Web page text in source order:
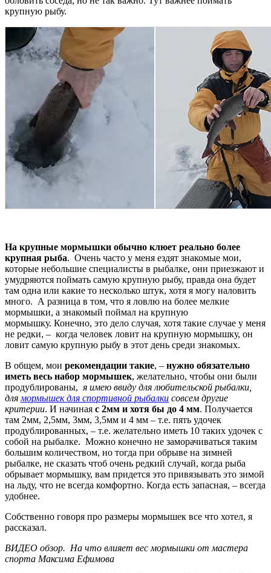
крупную рыбу.
На крупные мормышки обычно клюет реально более
крупная рыба. Очень часто у меня ездят знакомые мои,
которые небольшие специалисты в рыбалке, они приезжают и
умудряются поймать самую крупную рыбу, правда она будет
там одна или какие то несколько штук, хотя я могу наловить
много. А разница в том, что я ловлю на более мелкие
мормышки, а знакомый поймал на крупную
мормышку. Конечно, это дело случая, хотя такие случае у меня
не редки, – когда человек ловит на крупную мормышку, он
ловит самую крупную рыбу в этот день среди знакомых.
В общем, мои рекомендации такие, – нужно обязательно
иметь весь набор мормышек, желательно, чтобы они были
продублированы, я имею ввиду для любительской рыбалки,
для мормышек для спортивной рыбалки совсем другие
критерии. И начиная с 2мм и хотя бы до 4 мм. Получается
там 2мм, 2,5мм, 3мм, 3,5мм и 4 мм – т.е. пять удочек
продублированных, – т.е. желательно иметь 10 таких удочек с
собой на рыбалке. Можно конечно не заморачиваться таким
большим количеством, но тогда при обрыве на зимней
рыбалке, не сказать чтоб очень редкий случай, когда рыба
обрывает мормышку, вам придется это привязывать это зимой
на льду, что не всегда комфортно. Когда есть запасная, – всегда
удобнее.
Собственно говоря про размеры мормышек все что хотел, я
рассказал.
ВИДЕО обзор. На что влияет вес мормышки от мастера
спорта Максима Ефимова